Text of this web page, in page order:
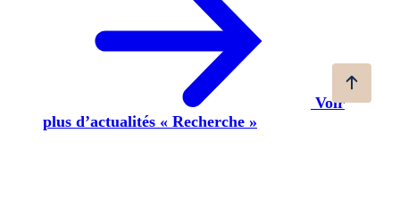
Voir
plus d’actualités « Recherche »